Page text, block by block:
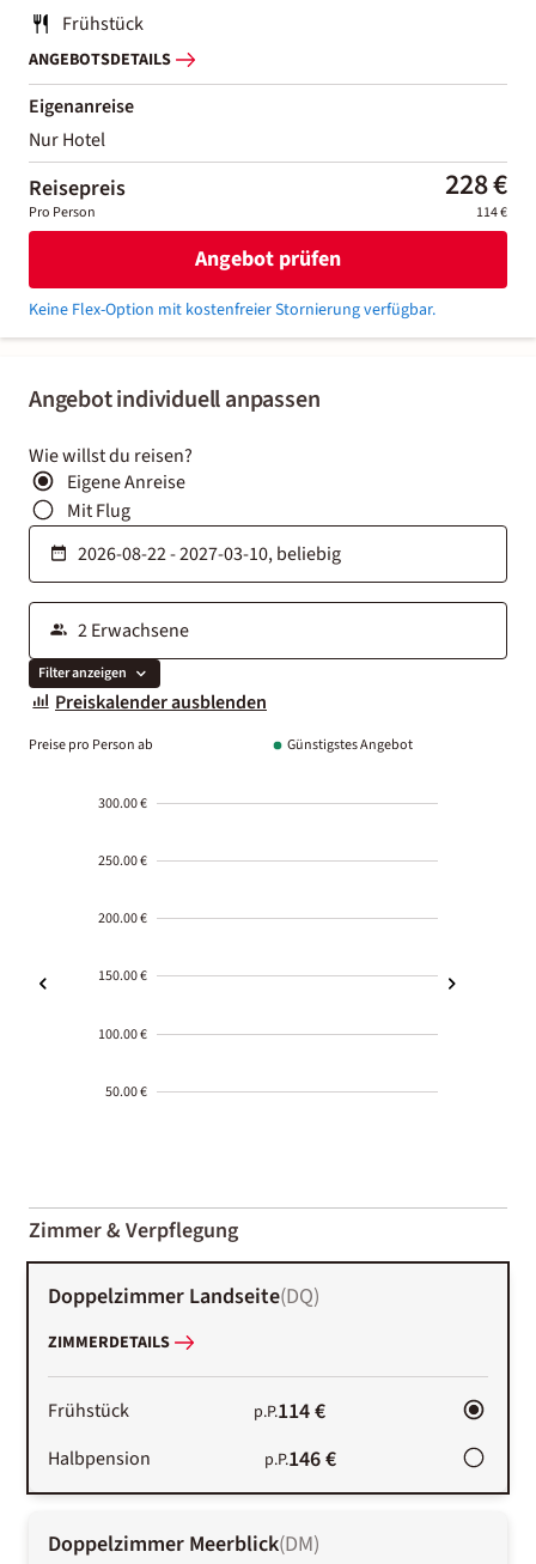
Angebot individuell anpassen
Wie willst du reisen?
Eigene Anreise
Mit Flug
Filter anzeigen
Preiskalender ausblenden
Preise pro Person ab Günstigstes Angebot
300.00 €
250.00 €
200.00 €
150.00 €
100.00 €
50.00 €
01-02
Zimmer & Verpflegung
Doppelzimmer Landseite(DQ)
ZIMMERDETAILS
Frühstück p.P.114 €
Halbpension p.P.146 €
Doppelzimmer Meerblick(DM)
Frühstück
ANGEBOTSDETAILS
Eigenanreise
Nur Hotel
Reisepreis 228 €
Pro Person 114 €
Angebot prüfen
Keine Flex-Option mit kostenfreier Stornierung verfügbar.